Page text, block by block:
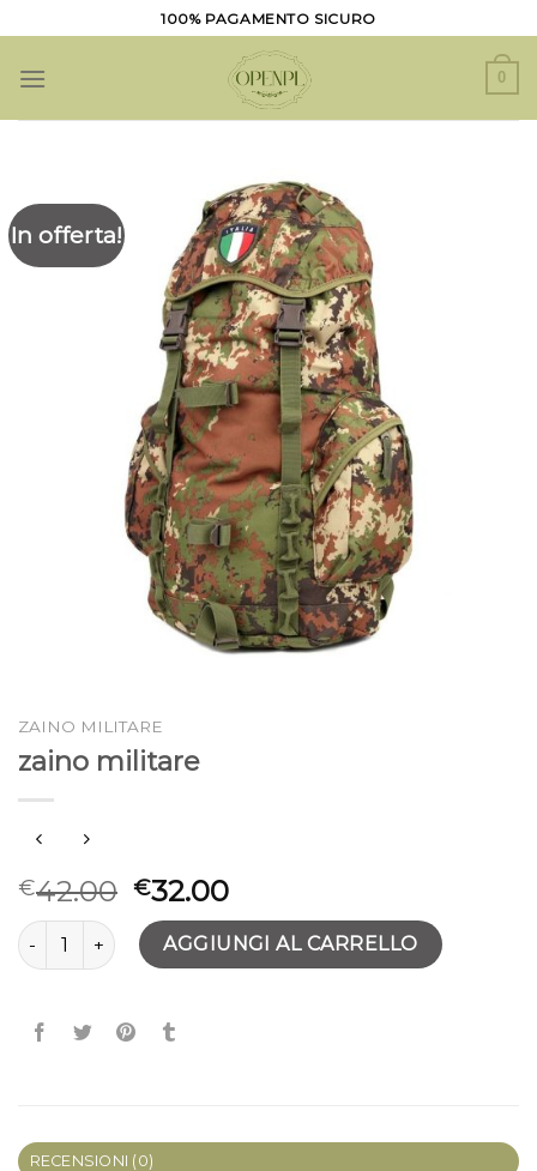
ai
contenuti
100% PAGAMENTO SICURO
0
In offerta!
ZAINO MILITARE
zaino militare
€42.00 €32.00
zaino militare quantitàAGGIUNGI AL CARRELLO
RECENSIONI (0)